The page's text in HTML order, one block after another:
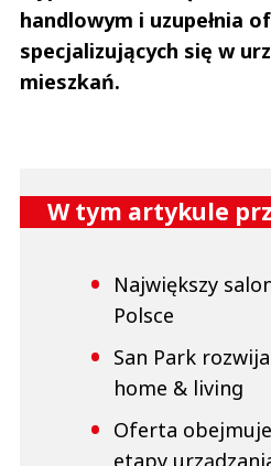
handlowym i uzupełnia
specjalizujących się w
mieszkań.
W tym artykule
Największy
Polsce
San Park
home & living
Oferta
etapy